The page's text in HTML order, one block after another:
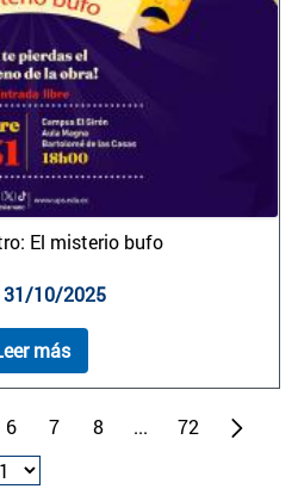
El misterio bufo
31/10/2025
más
6 7 8 ... 72